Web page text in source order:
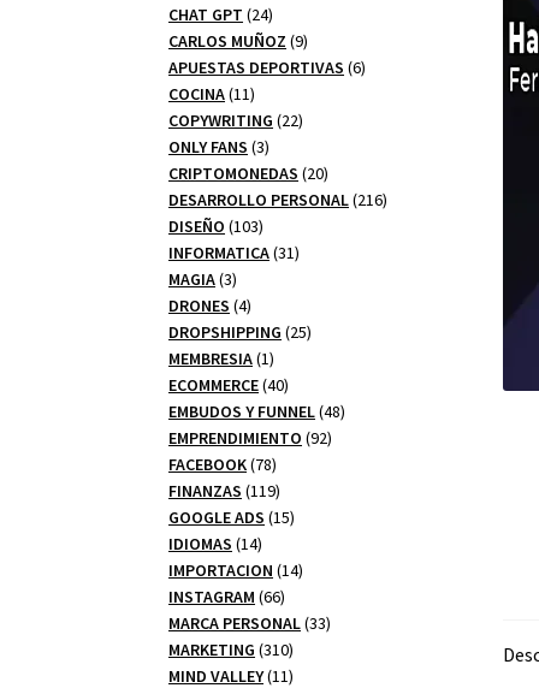
CHAT GPT 2424
productos
CARLOS MUÑOZ 99
productos
APUESTAS DEPORTIVAS 66
COCINA 1111
productos
COPYWRITING 2222
ONLY FANS 33
productos
CRIPTOMONEDAS 2020
productos
DESARROLLO PERSONAL 216216
DISEÑO 103103
productos
INFORMATICA 3131
MAGIA 33
productos
DRONES 44
productos
DROPSHIPPING 2525
MEMBRESIA 11
producto
ECOMMERCE 4040
productos
EMBUDOS Y FUNNEL 4848
EMPRENDIMIENTO 9292
FACEBOOK 7878
productos
FINANZAS 119119
productos
GOOGLE ADS 1515
IDIOMAS 1414
productos
IMPORTACION 1414
INSTAGRAM 6666
productos
MARCA PERSONAL 3333
MARKETING 310310
productos
MIND VALLEY 1111